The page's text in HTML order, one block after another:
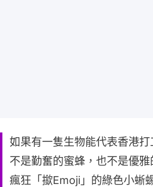
如果有一隻生物能代表香港
不是勤奮的蜜蜂，也不是優
瘋狂「撳Emoji」的綠色小蜥